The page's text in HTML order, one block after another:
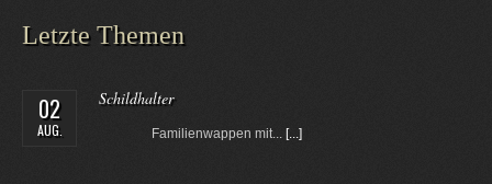
Letzte Themen
02
AUG.
Schildhalter
Familienwappen mit... [...]